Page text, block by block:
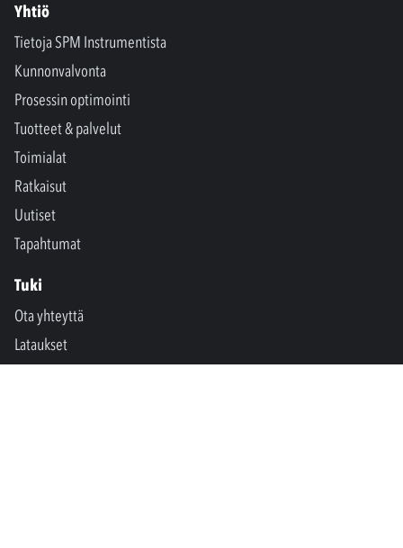
Yhtiö
Tietoja SPM Instrumentista
Kunnonvalvonta
Prosessin optimointi
Tuotteet & palvelut
Toimialat
Ratkaisut
Uutiset
Tapahtumat
Tuki
Ota yhteyttä
Lataukset